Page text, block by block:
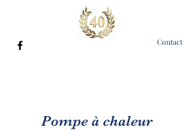
Contact
Pompe à chaleur